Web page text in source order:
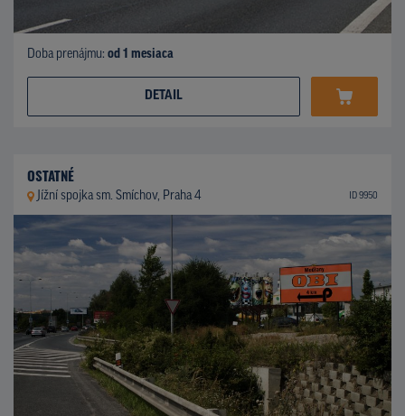
Doba prenájmu: od 1 mesiaca
DETAIL
OSTATNÉ
Jížní spojka sm. Smíchov, Praha 4 ID 9950